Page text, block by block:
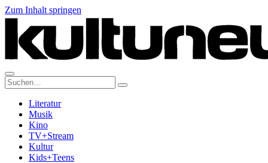
Zum Inhalt springen
Suche:
Literatur
Musik
Kino
TV+Stream
Kultur
Kids+Teens